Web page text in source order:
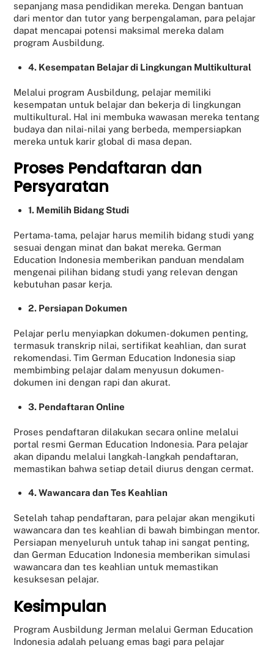
sepanjang masa pendidikan mereka. Dengan bantuan
dari mentor dan tutor yang berpengalaman, para pelajar
dapat mencapai potensi maksimal mereka dalam
program Ausbildung.
4. Kesempatan Belajar di Lingkungan Multikultural
Melalui program Ausbildung, pelajar memiliki
kesempatan untuk belajar dan bekerja di lingkungan
multikultural. Hal ini membuka wawasan mereka tentang
budaya dan nilai-nilai yang berbeda, mempersiapkan
mereka untuk karir global di masa depan.
Proses Pendaftaran dan
Persyaratan
1. Memilih Bidang Studi
Pertama-tama, pelajar harus memilih bidang studi yang
sesuai dengan minat dan bakat mereka. German
Education Indonesia memberikan panduan mendalam
mengenai pilihan bidang studi yang relevan dengan
kebutuhan pasar kerja.
2. Persiapan Dokumen
Pelajar perlu menyiapkan dokumen-dokumen penting,
termasuk transkrip nilai, sertifikat keahlian, dan surat
rekomendasi. Tim German Education Indonesia siap
membimbing pelajar dalam menyusun dokumen-
dokumen ini dengan rapi dan akurat.
3. Pendaftaran Online
Proses pendaftaran dilakukan secara online melalui
portal resmi German Education Indonesia. Para pelajar
akan dipandu melalui langkah-langkah pendaftaran,
memastikan bahwa setiap detail diurus dengan cermat.
4. Wawancara dan Tes Keahlian
Setelah tahap pendaftaran, para pelajar akan mengikuti
wawancara dan tes keahlian di bawah bimbingan mentor.
Persiapan menyeluruh untuk tahap ini sangat penting,
dan German Education Indonesia memberikan simulasi
wawancara dan tes keahlian untuk memastikan
kesuksesan pelajar.
Kesimpulan
Program Ausbildung Jerman melalui German Education
Indonesia adalah peluang emas bagi para pelajar